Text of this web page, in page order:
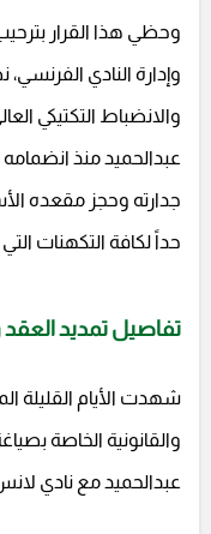
وحظي هذا القرار
وإدارة النادي
والانضباط التكتيكي
عبدالحميد منذ
جدارته وحجز مقعده
حداً لكافة التكهنات
تفاصيل تمديد العقد
شهدت الأيام القليلة
والقانونية الخاصة
عبدالحميد مع نادي